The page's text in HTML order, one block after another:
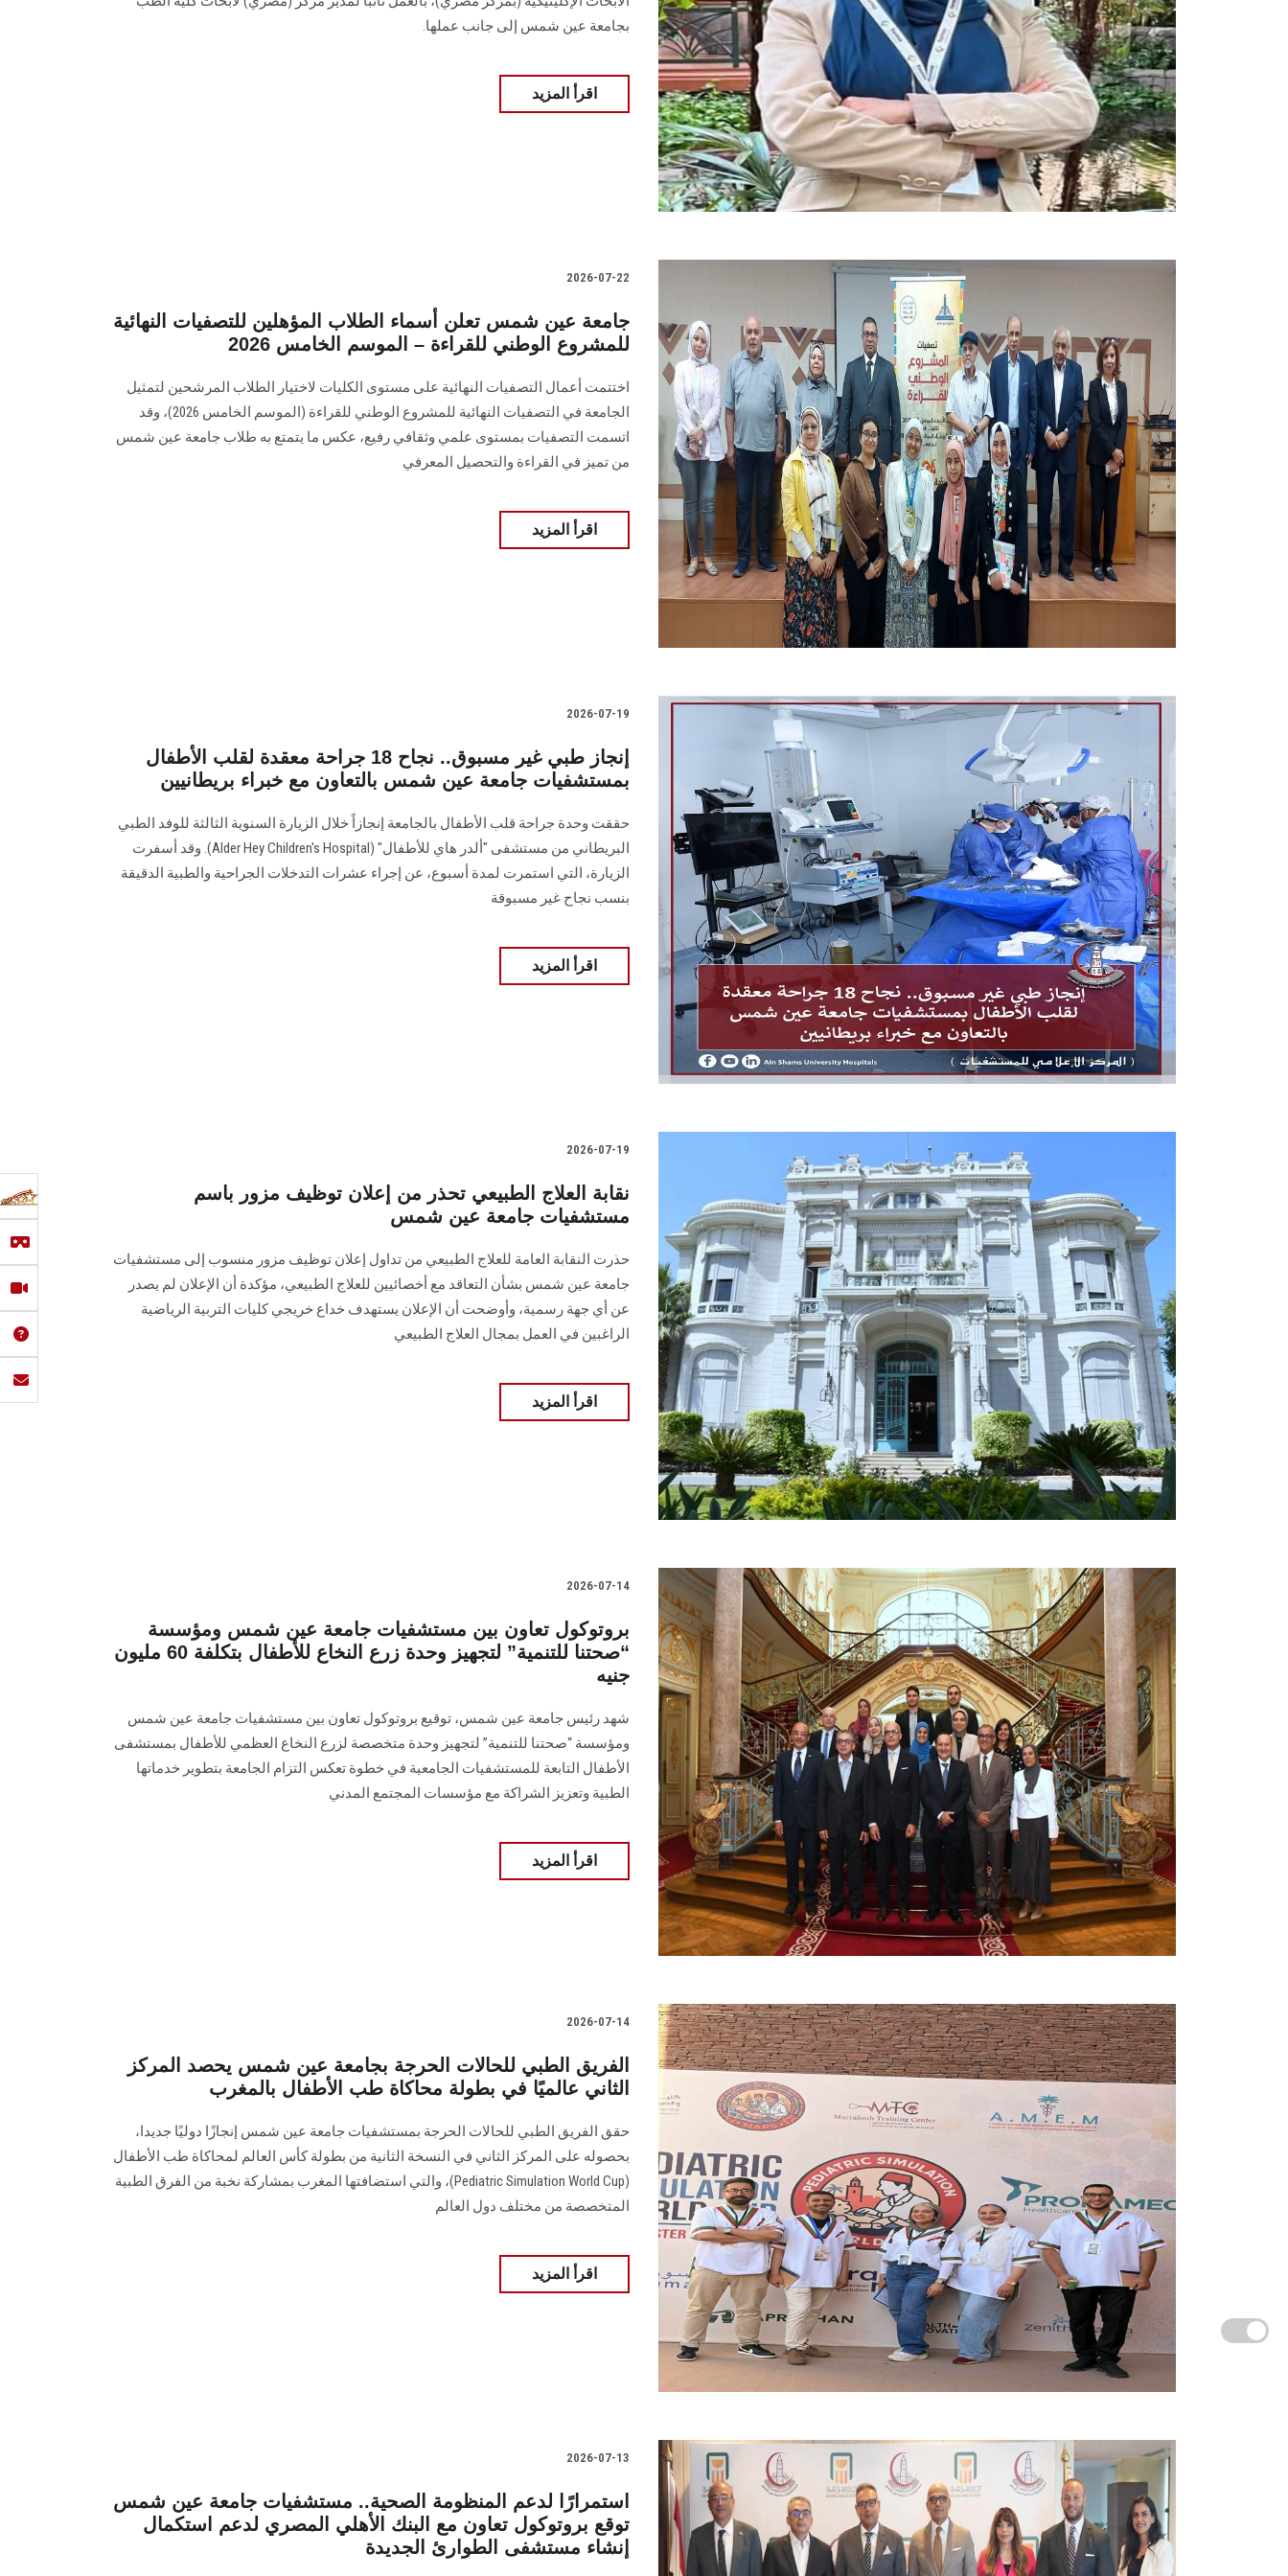
بجامعة عين شمس إلى جانب عملها.
اقرأ المزيد
2026-07-22
جامعة عين شمس تعلن أسماء الطلاب المؤهلين للتصفيات النهائية
للمشروع الوطني للقراءة – الموسم الخامس 2026
اختتمت أعمال التصفيات النهائية على مستوى الكليات لاختيار الطلاب المرشحين لتمثيل
الجامعة في التصفيات النهائية للمشروع الوطني للقراءة (الموسم الخامس 2026)، وقد
اتسمت التصفيات بمستوى علمي وثقافي رفيع، عكس ما يتمتع به طلاب جامعة عين شمس
من تميز في القراءة والتحصيل المعرفي
اقرأ المزيد
2026-07-19
إنجاز طبي غير مسبوق.. نجاح 18 جراحة معقدة لقلب الأطفال
بمستشفيات جامعة عين شمس بالتعاون مع خبراء بريطانيين
حققت وحدة جراحة قلب الأطفال بالجامعة إنجازاً خلال الزيارة السنوية الثالثة للوفد الطبي
البريطاني من مستشفى "ألدر هاي للأطفال" (Alder Hey Children's Hospital). وقد أسفرت
الزيارة، التي استمرت لمدة أسبوع، عن إجراء عشرات التدخلات الجراحية والطبية الدقيقة
بنسب نجاح غير مسبوقة
اقرأ المزيد
2026-07-19
نقابة العلاج الطبيعي تحذر من إعلان توظيف مزور باسم
مستشفيات جامعة عين شمس
حذرت النقابة العامة للعلاج الطبيعي من تداول إعلان توظيف مزور منسوب إلى مستشفيات
جامعة عين شمس بشأن التعاقد مع أخصائيين للعلاج الطبيعي، مؤكدة أن الإعلان لم يصدر
عن أي جهة رسمية، وأوضحت أن الإعلان يستهدف خداع خريجي كليات التربية الرياضية
الراغبين في العمل بمجال العلاج الطبيعي
اقرأ المزيد
2026-07-14
بروتوكول تعاون بين مستشفيات جامعة عين شمس ومؤسسة
“صحتنا للتنمية” لتجهيز وحدة زرع النخاع للأطفال بتكلفة 60 مليون
جنيه
شهد رئيس جامعة عين شمس، توقيع بروتوكول تعاون بين مستشفيات جامعة عين شمس
ومؤسسة “صحتنا للتنمية” لتجهيز وحدة متخصصة لزرع النخاع العظمي للأطفال بمستشفى
الأطفال التابعة للمستشفيات الجامعية في خطوة تعكس التزام الجامعة بتطوير خدماتها
الطبية وتعزيز الشراكة مع مؤسسات المجتمع المدني
اقرأ المزيد
2026-07-14
الفريق الطبي للحالات الحرجة بجامعة عين شمس يحصد المركز
الثاني عالميًا في بطولة محاكاة طب الأطفال بالمغرب
حقق الفريق الطبي للحالات الحرجة بمستشفيات جامعة عين شمس إنجازًا دوليًا جديدا،
بحصوله على المركز الثاني في النسخة الثانية من بطولة كأس العالم لمحاكاة طب الأطفال
(Pediatric Simulation World Cup)، والتي استضافتها المغرب بمشاركة نخبة من الفرق الطبية
المتخصصة من مختلف دول العالم
اقرأ المزيد
2026-07-13
استمرارًا لدعم المنظومة الصحية.. مستشفيات جامعة عين شمس
توقع بروتوكول تعاون مع البنك الأهلي المصري لدعم استكمال
إنشاء مستشفى الطوارئ الجديدة